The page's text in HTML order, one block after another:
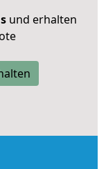
und erhalten